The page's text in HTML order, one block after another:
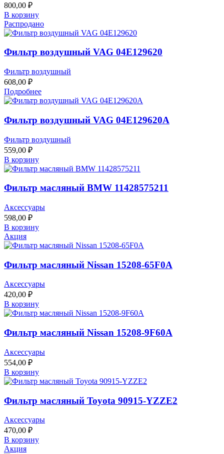
800,00 ₽
В корзину
Распродано
Фильтр воздушный VAG 04E129620
Фильтр воздушный
608,00 ₽
Подробнее
Фильтр воздушный VAG 04E129620A
Фильтр воздушный
559,00 ₽
В корзину
Фильтр масляный BMW 11428575211
Аксессуары
598,00 ₽
В корзину
Акция
Фильтр масляный Nissan 15208-65F0A
Аксессуары
420,00 ₽
В корзину
Фильтр масляный Nissan 15208-9F60A
Аксессуары
554,00 ₽
В корзину
Фильтр масляный Toyota 90915-YZZE2
Аксессуары
470,00 ₽
В корзину
Акция